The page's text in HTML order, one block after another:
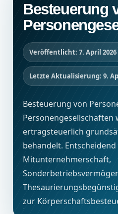
Besteuerung
Veröffentlicht: 7. April 2026
Letzte Aktualisierung: 9.
Besteuerung von
Personengesellschaften
ertragsteuerlich
behandelt. Entscheidend
Mitunternehmerschaft,
zur